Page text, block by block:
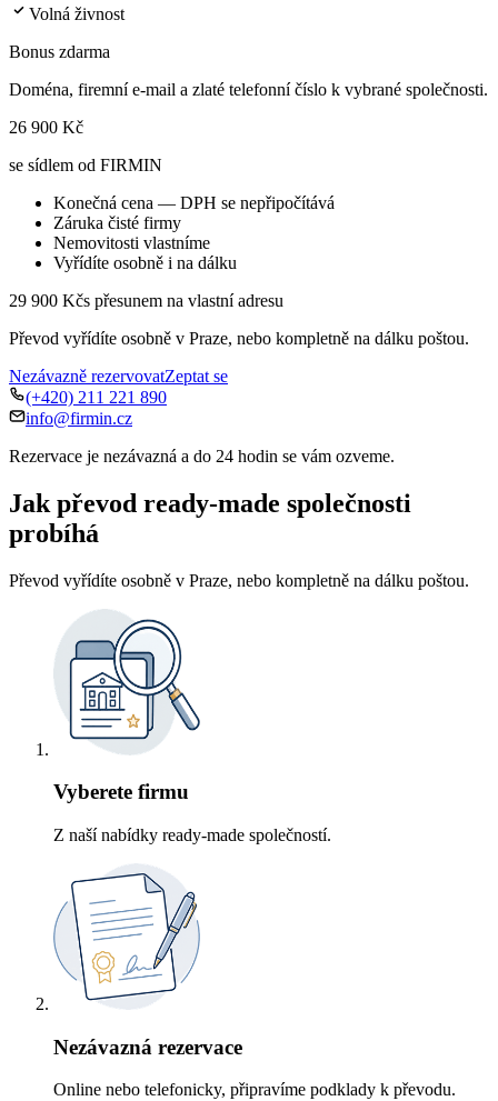
Volná živnost
Bonus zdarma
Doména, firemní e-mail a zlaté telefonní číslo k vybrané společnosti.
26 900 Kč
se sídlem od FIRMIN
Konečná cena — DPH se nepřipočítává
Záruka čisté firmy
Nemovitosti vlastníme
Vyřídíte osobně i na dálku
29 900 Kčs přesunem na vlastní adresu
Převod vyřídíte osobně v Praze, nebo kompletně na dálku poštou.
Nezávazně rezervovatZeptat se
(+420) 211 221 890
info@firmin.cz
Rezervace je nezávazná a do 24 hodin se vám ozveme.
Jak převod ready-made společnosti
probíhá
Převod vyřídíte osobně v Praze, nebo kompletně na dálku poštou.
Vyberete firmu
Z naší nabídky ready-made společností.
Nezávazná rezervace
Online nebo telefonicky, připravíme podklady k převodu.